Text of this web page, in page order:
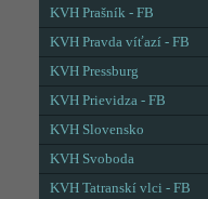
KVH Prašník - FB
KVH Pravda víťazí - FB
KVH Pressburg
KVH Prievidza - FB
KVH Slovensko
KVH Svoboda
KVH Tatranskí vlci - FB